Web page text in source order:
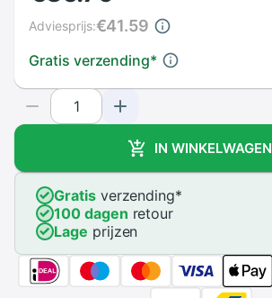
Gratis verzending*
Adviesprijs:€41.59
IN WINKELWAGEN
Gratisverzending*
100 dagen retour
Lage prijzen